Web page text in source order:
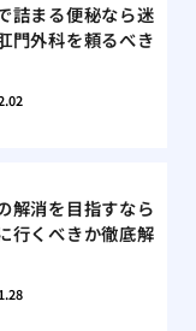
詰まる便秘なら迷
門外科を頼るべき
解消を目指すなら
行くべきか徹底解